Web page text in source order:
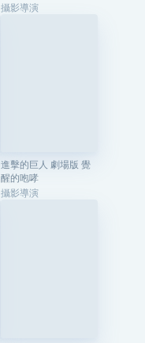
攝影導演
進擊的巨人 劇場版 覺
醒的咆哮
攝影導演